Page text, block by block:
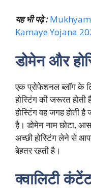
यह भी पढ़े :
Kamaye Yojana
डोमेन और
एक प्रोफेशनल ब्लॉग के
होस्टिंग की जरूरत
होस्टिंग वह जगह होती
है। डोमेन नाम छोटा,
अच्छी होस्टिंग लेने से
बेहतर रहती है।
क्वालिटी